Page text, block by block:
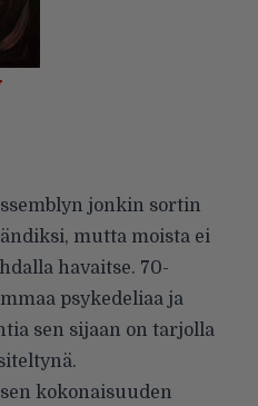
jonkin sortin
mutta moista ei
havaitse. 70-
psykedeliaa ja
sen sijaan on tarjolla
kokonaisuuden